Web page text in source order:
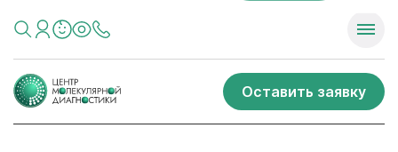
Оставить заявку